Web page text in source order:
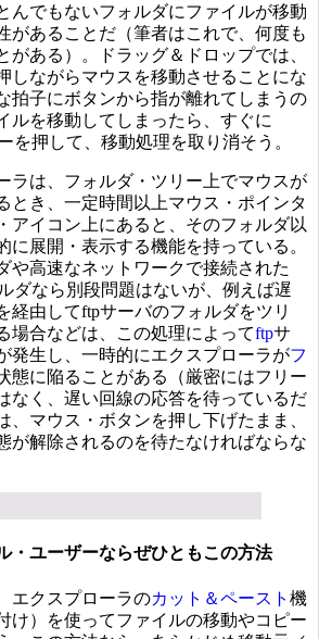
んでもないフォルダにファイルが移動
があることだ（筆者はこれで、何度も
がある）。ドラッグ＆ドロップでは、
しながらマウスを移動させることにな
拍子にボタンから指が離れてしまうの
ルを移動してしまったら、すぐに
を押して、移動処理を取り消そう。
ラは、フォルダ・ツリー上でマウスが
とき、一定時間以上マウス・ポインタ
アイコン上にあると、そのフォルダ以
に展開・表示する機能を持っている。
や高速なネットワークで接続された
ダなら別段問題はないが、例えば遅
経由してftpサーバのフォルダをツリ
場合などは、この処理によってftpサ
発生し、一時的にエクスプローラがフ
態に陥ることがある（厳密にはフリー
なく、遅い回線の応答を待っているだ
、マウス・ボタンを押し下げたまま、
が解除されるのを待たなければならな
・ユーザーならぜひともこの方法
エクスプローラのカット＆ペースト 機
け）を使ってファイルの移動やコピー